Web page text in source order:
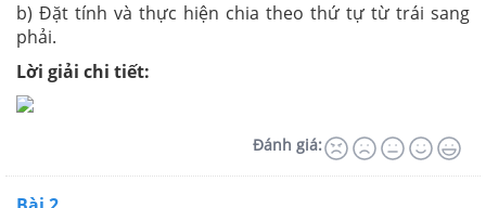
b) Đặt tính và thực hiện chia theo thứ tự từ trái sang
phải.
Lời giải chi tiết:
Đánh giá: